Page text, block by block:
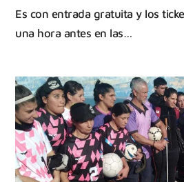
Es con entrada gratuita y los
una hora antes en las…